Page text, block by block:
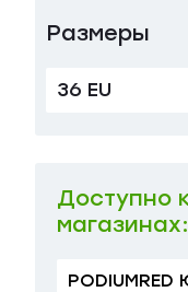
Размеры
36 EU
Доступно
магазинах: